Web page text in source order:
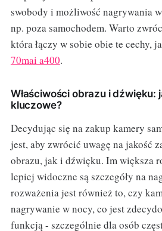
swobody i możliwość nagrywania
np. poza samochodem. Warto
która łączy w sobie obie te cechy,
70mai a400.
Właściwości obrazu i dźwięku:
kluczowe?
Decydując się na zakup kamery
jest, aby zwrócić uwagę na jakość
obrazu, jak i dźwięku. Im większa
lepiej widoczne są szczegóły na
rozważenia jest również to, czy
nagrywanie w nocy, co jest
funkcją - szczególnie dla osób